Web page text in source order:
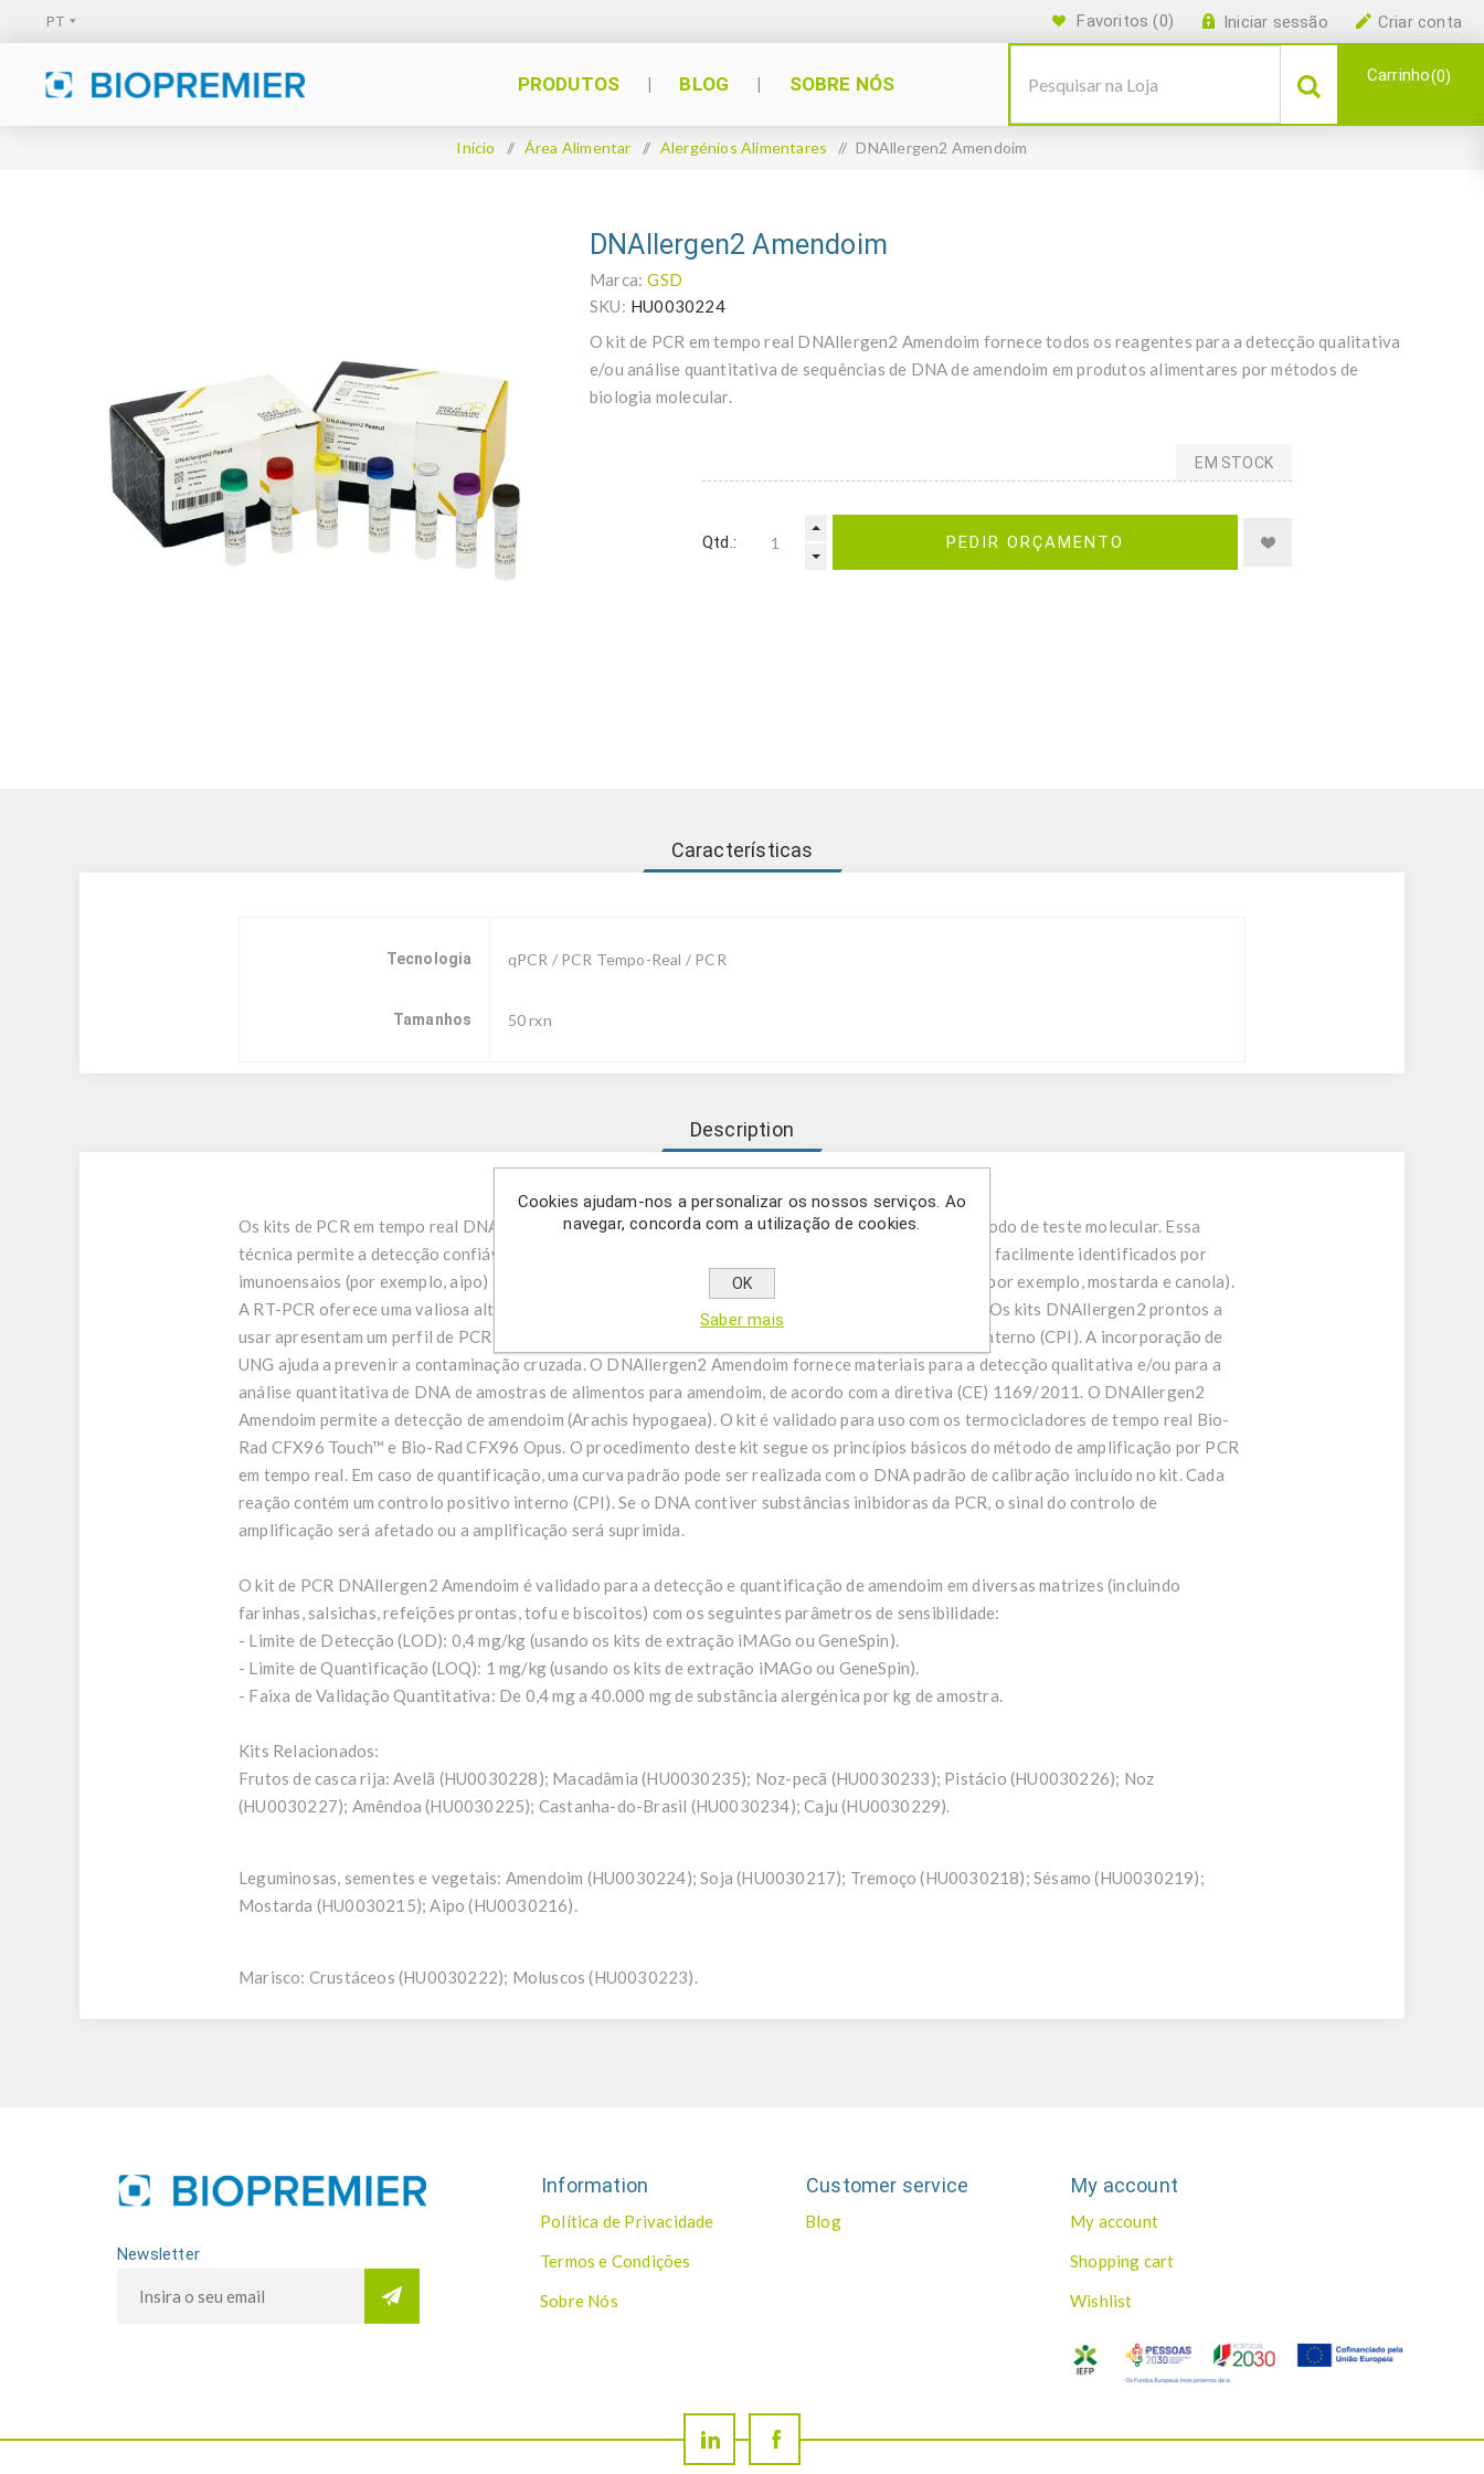
Criar conta
Iniciar sessão
Favoritos (0)
PRODUTOS BLOG SOBRE NÓS Carrinho 0
Início / Área Alimentar / Alergénios Alimentares / DNAllergen2 Amendoim
DNAllergen2 Amendoim
Marca: GSD
SKU: HU0030224
O kit de PCR em tempo real DNAllergen2 Amendoim fornece todos os reagentes para a detecção qualitativa
e/ou análise quantitativa de sequências de DNA de amendoim em produtos alimentares por métodos de
biologia molecular.
EM STOCK
Qtd.: PEDIR ORÇAMENTO
Características
Tecnologia qPCR / PCR Tempo-Real / PCR
Tamanhos 50 rxn
Description
Os kits de PCR em tempo real DNAllergen2 complementam a nossa oferta de alergénios com um método de teste molecular. Essa
técnica permite a detecção confiável e a quantificação precisa de alergénios específicos que não são facilmente identificados por
imunoensaios (por exemplo, aipo) e não apresentam reatividade cruzada com espécies relacionadas (por exemplo, mostarda e canola).
A RT-PCR oferece uma valiosa alternativa molecular quando nenhum método ELISA está disponível. Os kits DNAllergen2 prontos a
usar apresentam um perfil de PCR harmonizado em todo o portfólio e incluem um controlo positivo interno (CPI). A incorporação de
UNG ajuda a prevenir a contaminação cruzada. O DNAllergen2 Amendoim fornece materiais para a detecção qualitativa e/ou para a
análise quantitativa de DNA de amostras de alimentos para amendoim, de acordo com a diretiva (CE) 1169/2011. O DNAllergen2
Amendoim permite a detecção de amendoim (Arachis hypogaea). O kit é validado para uso com os termocicladores de tempo real Bio-
Rad CFX96 Touch™ e Bio-Rad CFX96 Opus. O procedimento deste kit segue os princípios básicos do método de amplificação por PCR
em tempo real. Em caso de quantificação, uma curva padrão pode ser realizada com o DNA padrão de calibração incluído no kit. Cada
reação contém um controlo positivo interno (CPI). Se o DNA contiver substâncias inibidoras da PCR, o sinal do controlo de
amplificação será afetado ou a amplificação será suprimida.
O kit de PCR DNAllergen2 Amendoim é validado para a detecção e quantificação de amendoim em diversas matrizes (incluindo
farinhas, salsichas, refeições prontas, tofu e biscoitos) com os seguintes parâmetros de sensibilidade:
- Limite de Detecção (LOD): 0,4 mg/kg (usando os kits de extração iMAGo ou GeneSpin).
- Limite de Quantificação (LOQ): 1 mg/kg (usando os kits de extração iMAGo ou GeneSpin).
- Faixa de Validação Quantitativa: De 0,4 mg a 40.000 mg de substância alergénica por kg de amostra.
Kits Relacionados:
Frutos de casca rija: Avelã (HU0030228); Macadâmia (HU0030235); Noz-pecã (HU0030233); Pistácio (HU0030226); Noz
(HU0030227); Amêndoa (HU0030225); Castanha-do-Brasil (HU0030234); Caju (HU0030229).
Leguminosas, sementes e vegetais: Amendoim (HU0030224); Soja (HU0030217); Tremoço (HU0030218); Sésamo (HU0030219);
Mostarda (HU0030215); Aipo (HU0030216).
Marisco: Crustáceos (HU0030222); Moluscos (HU0030223).
Newsletter
Information
Política de Privacidade
Termos e Condições
Sobre Nós
Customer service
Blog
My account
My account
Shopping cart
Wishlist
Cookies ajudam-nos a personalizar os nossos serviços. Ao
navegar, concorda com a utilização de cookies.
OK
Saber mais